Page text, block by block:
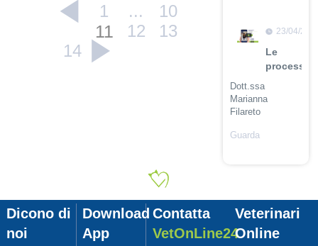
1 ... 10
11 12
13
14
il video
23/04/
Le
Dott.ssa
Marianna
Filareto
Guarda
Pet
con
Dicono di
noi
Download
App
Contatta
VetOnLine24
Veterinari
Online